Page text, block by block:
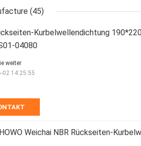
(45)
Kurbelwellendichtung
04080
weiter
02 14:25:55
Weichai NBR Rückseiten-